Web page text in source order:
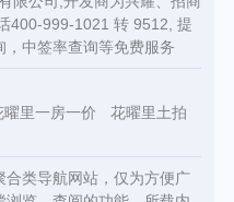
400-999-1021 转 9512, 提
中签率查询等免费服务
曜里一房一价
花曜里土拍
类导航网站，仅为方便广